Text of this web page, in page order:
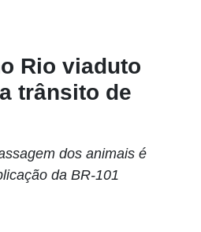
Rio viaduto
trânsito de
dos animais é
da BR-101